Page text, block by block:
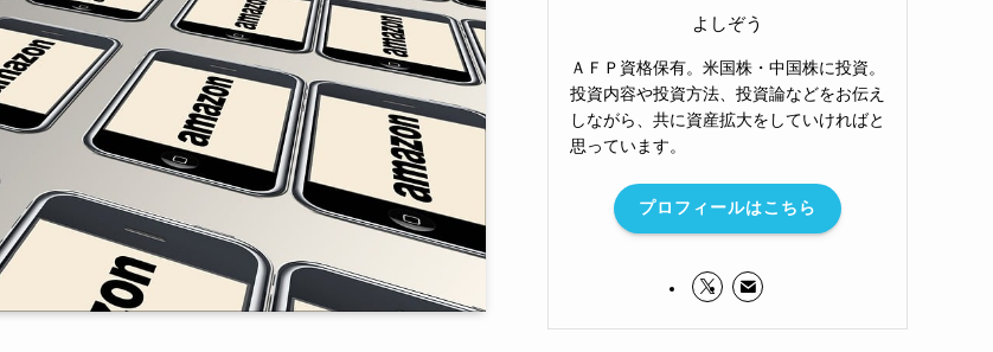
よしぞう
ＡＦＰ資格保有。米国株・中国株に投資。
投資内容や投資方法、投資論などをお伝え
しながら、共に資産拡大をしていければと
思っています。
プロフィールはこちら